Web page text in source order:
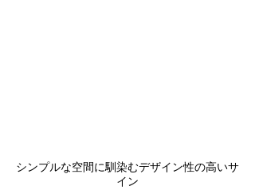
シンプルな空間に馴染むデザイン性の高いサ
イン